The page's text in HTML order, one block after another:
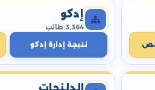
إدكو
3,364 طالب
نتيجة إدارة إدكو